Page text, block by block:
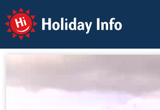
Holiday Info